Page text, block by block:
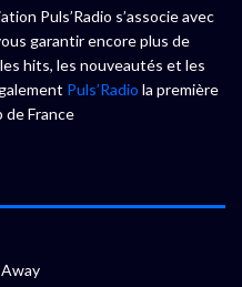
Puls’Radio s’associe avec
garantir encore plus de
hits, les nouveautés et les
Puls’Radio la première
de France